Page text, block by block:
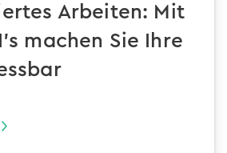
Arbeiten: Mit
machen Sie Ihre